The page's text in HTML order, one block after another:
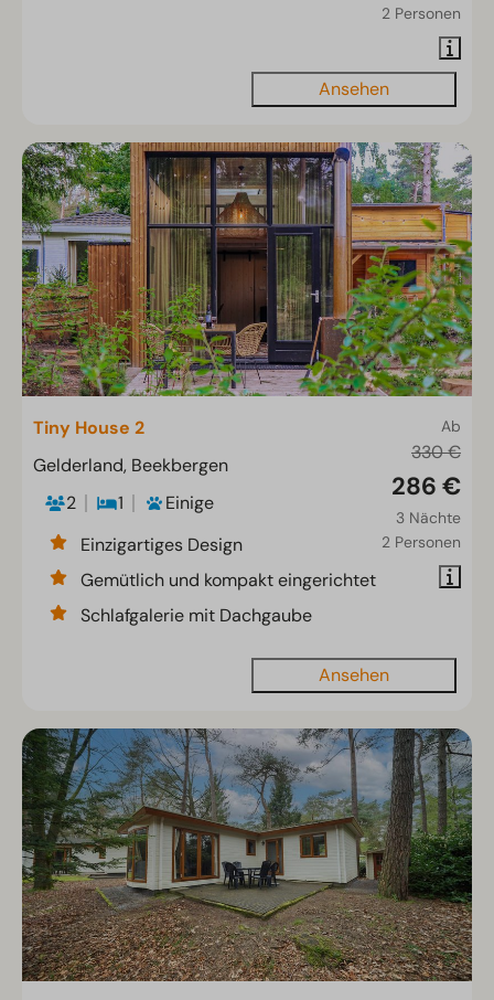
2 Personen
Ansehen
Ab
330 €
286 €
3 Nächte
2 Personen
Tiny House 2
Gelderland, Beekbergen
2
1
Einige
Einzigartiges Design
Gemütlich und kompakt eingerichtet
Schlafgalerie mit Dachgaube
Ansehen